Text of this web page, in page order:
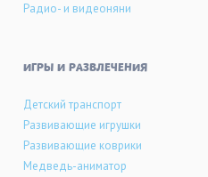
Радио- и видеоняни
ИГРЫ И РАЗВЛЕЧЕНИЯ
Детский транспорт
Развивающие игрушки
Развивающие коврики
Медведь-аниматор